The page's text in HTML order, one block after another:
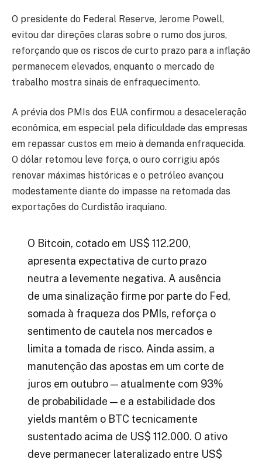
O presidente do Federal Reserve, Jerome Powell,
evitou dar direções claras sobre o rumo dos juros,
reforçando que os riscos de curto prazo para a inflação
permanecem elevados, enquanto o mercado de
trabalho mostra sinais de enfraquecimento.
A prévia dos PMIs dos EUA confirmou a desaceleração
econômica, em especial pela dificuldade das empresas
em repassar custos em meio à demanda enfraquecida.
O dólar retomou leve força, o ouro corrigiu após
renovar máximas históricas e o petróleo avançou
modestamente diante do impasse na retomada das
exportações do Curdistão iraquiano.
O Bitcoin, cotado em US$ 112.200,
apresenta expectativa de curto prazo
neutra a levemente negativa. A ausência
de uma sinalização firme por parte do Fed,
somada à fraqueza dos PMIs, reforça o
sentimento de cautela nos mercados e
limita a tomada de risco. Ainda assim, a
manutenção das apostas em um corte de
juros em outubro — atualmente com 93%
de probabilidade — e a estabilidade dos
yields mantêm o BTC tecnicamente
sustentado acima de US$ 112.000. O ativo
deve permanecer lateralizado entre US$